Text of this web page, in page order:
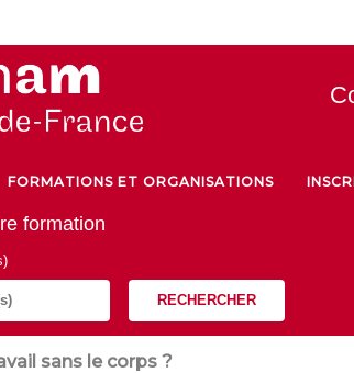
FORMATIONS ET ORGANISATIONS
formation
RECHERCHER
sans le corps ?